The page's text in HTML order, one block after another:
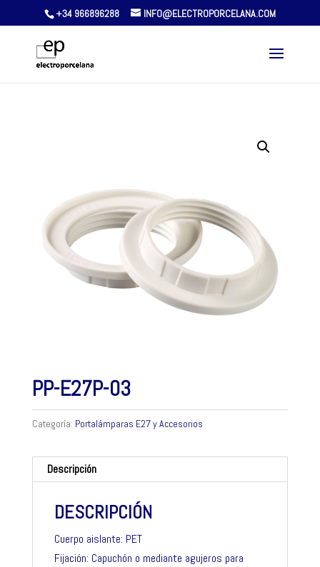
+34 966896288 INFO@ELECTROPORCELANA.COM
PP-E27P-03
Categoría: Portalámparas E27 y Accesorios
Descripción
DESCRIPCIÓN
Cuerpo aislante: PET
Fijación: Capuchón o mediante agujeros para